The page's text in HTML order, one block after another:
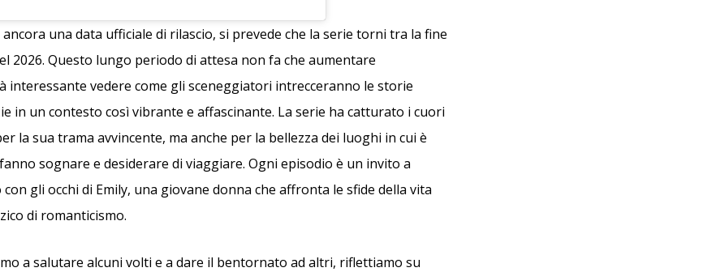
una data ufficiale di rilascio, si prevede che la serie torni tra la fine
2026. Questo lungo periodo di attesa non fa che aumentare
interessante vedere come gli sceneggiatori intrecceranno le storie
in un contesto così vibrante e affascinante. La serie ha catturato i cuori
la sua trama avvincente, ma anche per la bellezza dei luoghi in cui è
sognare e desiderare di viaggiare. Ogni episodio è un invito a
gli occhi di Emily, una giovane donna che affronta le sfide della vita
di romanticismo.
a salutare alcuni volti e a dare il bentornato ad altri, riflettiamo su